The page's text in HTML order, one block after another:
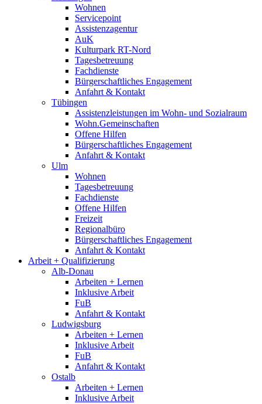
Wohnen
Servicepoint
Assistenzagentur
AuK
Kulturpark RT-Nord
Tagesbetreuung
Fachdienste
Bürgerschaftliches Engagement
Anfahrt & Kontakt
Tübingen
Assistenzleistungen im Wohn- und Sozialraum
Wohn.Gemeinschaften
Offene Hilfen
Bürgerschaftliches Engagement
Anfahrt & Kontakt
Ulm
Wohnen
Tagesbetreuung
Fachdienste
Offene Hilfen
Freizeit
Regionalbüro
Bürgerschaftliches Engagement
Anfahrt & Kontakt
Arbeit + Qualifizierung
Alb-Donau
Arbeiten + Lernen
Inklusive Arbeit
FuB
Anfahrt & Kontakt
Ludwigsburg
Arbeiten + Lernen
Inklusive Arbeit
FuB
Anfahrt & Kontakt
Ostalb
Arbeiten + Lernen
Inklusive Arbeit